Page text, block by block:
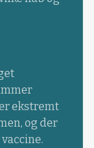
ekstremt
og der